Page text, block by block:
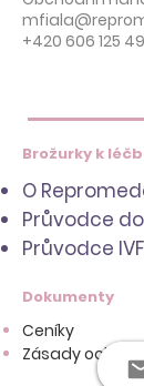
+420 606 125
Brožurky k
O
Průvodce
Průvodce
Dokumenty
Ceníky
Zásady